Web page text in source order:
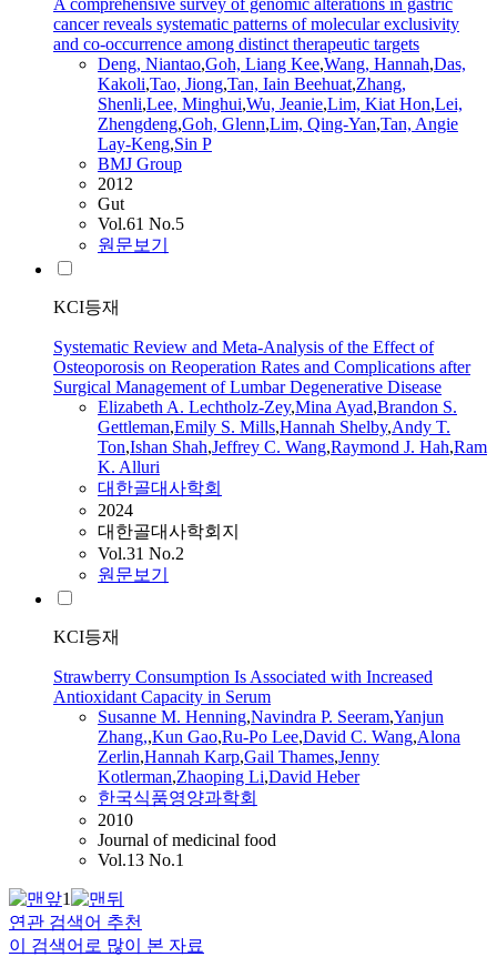
A comprehensive survey of genomic alterations in gastric
cancer reveals systematic patterns of molecular exclusivity
and co-occurrence among distinct therapeutic targets
Deng, Niantao,Goh, Liang Kee,Wang, Hannah,Das,
Kakoli,Tao, Jiong,Tan, Iain Beehuat,Zhang,
Shenli,Lee, Minghui,Wu, Jeanie,Lim, Kiat Hon,Lei,
Zhengdeng,Goh, Glenn,Lim, Qing-Yan,Tan, Angie
Lay-Keng,Sin P
BMJ Group
2012
Gut
Vol.61 No.5
원문보기
KCI등재
Systematic Review and Meta-Analysis of the Effect of
Osteoporosis on Reoperation Rates and Complications after
Surgical Management of Lumbar Degenerative Disease
Elizabeth A. Lechtholz-Zey,Mina Ayad,Brandon S.
Gettleman,Emily S. Mills,Hannah Shelby,Andy T.
Ton,Ishan Shah,Jeffrey C. Wang,Raymond J. Hah,Ram
K. Alluri
대한골대사학회
2024
대한골대사학회지
Vol.31 No.2
원문보기
KCI등재
Strawberry Consumption Is Associated with Increased
Antioxidant Capacity in Serum
Susanne M. Henning,Navindra P. Seeram,Yanjun
Zhang,,Kun Gao,Ru-Po Lee,David C. Wang,Alona
Zerlin,Hannah Karp,Gail Thames,Jenny
Kotlerman,Zhaoping Li,David Heber
한국식품영양과학회
2010
Journal of medicinal food
Vol.13 No.1
1
연관 검색어 추천
이 검색어로 많이 본 자료